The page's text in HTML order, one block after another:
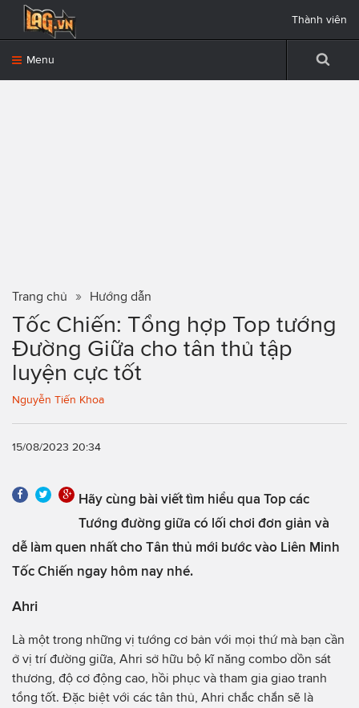
Menu
Thành viên
Trang chủ Hướng dẫn
Tốc Chiến: Tổng hợp Top tướng
Đường Giữa cho tân thủ tập
luyện cực tốt
Nguyễn Tiến Khoa
15/08/2023 20:34
Hãy cùng bài viết tìm hiểu qua Top các
Tướng đường giữa có lối chơi đơn giản và
dễ làm quen nhất cho Tân thủ mới bước vào Liên Minh
Tốc Chiến ngay hôm nay nhé.
Ahri
Là một trong những vị tướng cơ bản với mọi thứ mà bạn cần
ở vị trí đường giữa, Ahri sở hữu bộ kĩ năng combo dồn sát
thương, độ cơ động cao, hồi phục và tham gia giao tranh
tổng tốt. Đặc biệt với các tân thủ, Ahri chắc chắn sẽ là